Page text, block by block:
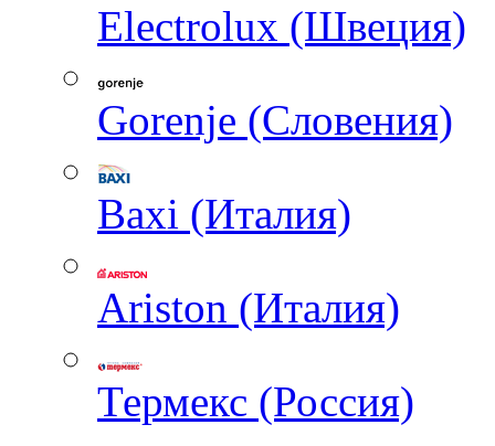
Electrolux (Швеция)
Gorenje (Словения)
Baxi (Италия)
Ariston (Италия)
Термекс (Россия)